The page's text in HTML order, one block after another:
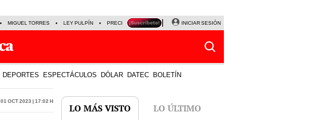
MIGUEL TORRES LEY PULPÍN PRECIO DEL DÓLAR CORTE DE LUZ VIERNES 7 DE AGOSTO
INICIAR SESIÓN
DEPORTES ESPECTÁCULOS DÓLAR DATEC BOLETÍN
01 Oct 2023 | 17:02 h
LO MÁS VISTO LO ÚLTIMO